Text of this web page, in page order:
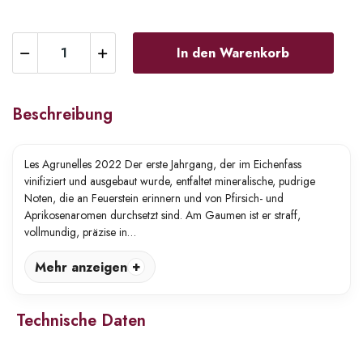
In den Warenkorb
Beschreibung
Les Agrunelles 2022 Der erste Jahrgang, der im Eichenfass
vinifiziert und ausgebaut wurde, entfaltet mineralische, pudrige
Noten, die an Feuerstein erinnern und von Pfirsich- und
Aprikosenaromen durchsetzt sind. Am Gaumen ist er straff,
vollmundig, präzise in…
Mehr anzeigen
Technische Daten